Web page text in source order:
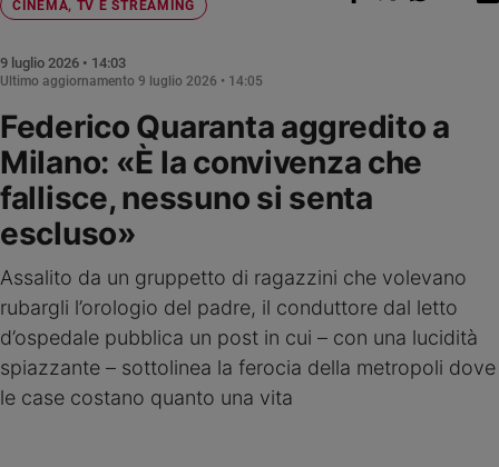
Fede
spiritualità
Santi
Devozione
e
fede
del
giorno
Santo
del
CINEMA, TV E STREAMING
Federico Quaranta aggredito a
Milano: «È la convivenza che
fallisce, nessuno si senta
escluso»
Assalito da un gruppetto di ragazzini che volevano
rubargli l’orologio del padre, il conduttore dal letto
d’ospedale pubblica un post in cui – con una lucidità
spiazzante – sottolinea la ferocia della metropoli dove
le case costano quanto una vita
9 luglio 2026 • 14:03
Ultimo aggiornamento 9 luglio 2026 • 14:05